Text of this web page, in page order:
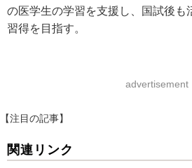
の医学生の学習を支援し、国試後も
習得を目指す。
advertisement
【注目の記事】
関連リンク